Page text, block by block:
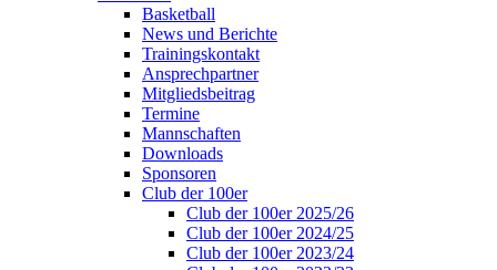
Basketball
News und Berichte
Trainingskontakt
Ansprechpartner
Mitgliedsbeitrag
Termine
Mannschaften
Downloads
Sponsoren
Club der 100er
Club der 100er 2025/26
Club der 100er 2024/25
Club der 100er 2023/24